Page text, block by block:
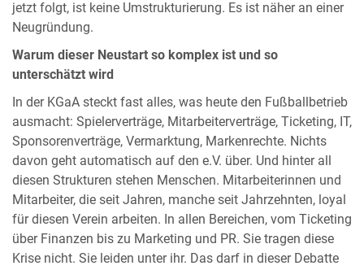
jetzt folgt, ist keine Umstrukturierung. Es ist näher an einer
Neugründung.
Warum dieser Neustart so komplex ist und so
unterschätzt wird
In der KGaA steckt fast alles, was heute den Fußballbetrieb
ausmacht: Spielerverträge, Mitarbeiterverträge, Ticketing, IT,
Sponsorenverträge, Vermarktung, Markenrechte. Nichts
davon geht automatisch auf den e.V. über. Und hinter all
diesen Strukturen stehen Menschen. Mitarbeiterinnen und
Mitarbeiter, die seit Jahren, manche seit Jahrzehnten, loyal
für diesen Verein arbeiten. In allen Bereichen, vom Ticketing
über Finanzen bis zu Marketing und PR. Sie tragen diese
Krise nicht. Sie leiden unter ihr. Das darf in dieser Debatte